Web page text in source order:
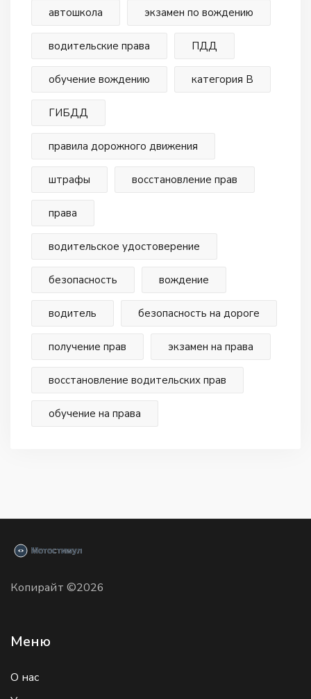
автошкола экзамен по вождению
водительские права ПДД
обучение вождению категория В
ГИБДД
правила дорожного движения
штрафы восстановление прав
права
водительское удостоверение
безопасность вождение
водитель безопасность на дороге
получение прав экзамен на права
восстановление водительских прав
обучение на права
Копирайт ©2026
Меню
О нас